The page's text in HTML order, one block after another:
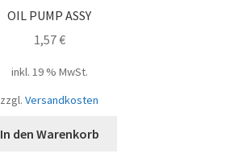
OIL PUMP ASSY
1,57€
inkl. 19 % MwSt.
zzgl. Versandkosten
In den Warenkorb